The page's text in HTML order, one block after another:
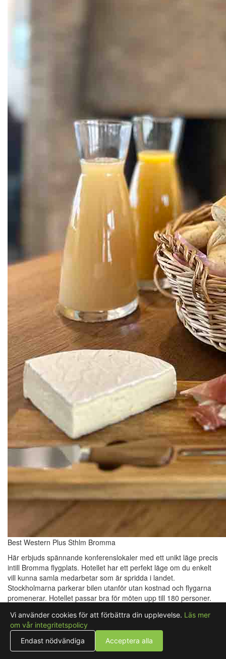
Best Western Plus Sthlm Bromma
Här erbjuds spännande konferenslokaler med ett unikt läge precis
intill Bromma flygplats. Hotellet har ett perfekt läge om du enkelt
vill kunna samla medarbetar som är spridda i landet.
Stockholmarna parkerar bilen utanför utan kostnad och flygarna
promenerar. Hotellet passar bra för möten upp till 180 personer.
bubblor) finns i alla våra mötesrum, likaså takfönster för ett
naturligt ljusinsläpp. I lokalerna finns också en projektor alt. TV
skärm att visa presentationer med. Hela hotellet har kostnadsfritt
WIFI. Mat & Dryck Exempel på vad som ingår i måltiderna. -
Vi använder cookies för att förbättra din upplevelse. Läs mer
om vår integritetspolicy
Endast nödvändiga
Acceptera alla